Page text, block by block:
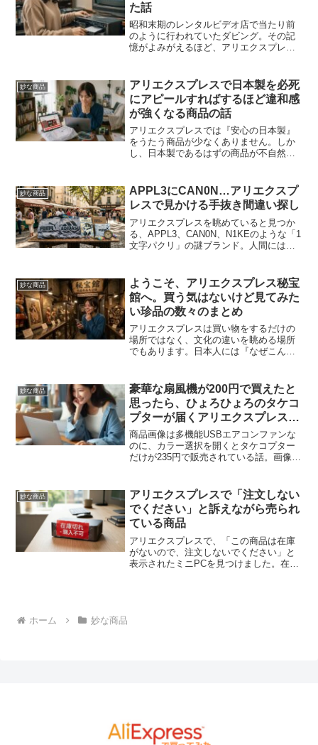
た話
昭和末期のレンタルビデオ店で当たり前
のように行われていたダビング。その記
憶がよみがえるほど、アリエクスプレス
いる異様さに妙な気分にさせられる話で
す。
妙な商品
アリエクスプレスで日本製を必死
にアピールすればするほど違和感
が強くなる商品の話
アリエクスプレスでは『安心の日本製』
をうたう商品が少なくありません。しか
し、日本製であるはずの商品が不自然な
の商品画像を例に、日本語表記やバーコ
ードまで使った“日本製らしさ”の演出を見
ていきます。
妙な商品
APPL3にCAN0N…アリエクスプ
レスで見かける手抜き間違い探し
アリエクスプレスを眺めていると見つか
る、APPL3、CAN0N、N1KEのような「1
文字パクリ」の謎ブランド。人間にはす
景にあるAI監視対策について考えます。
妙な商品
ようこそ、アリエクスプレス秘宝
館へ。買う気はないけど見てみた
い珍品の数々のまとめ
アリエクスプレスは買い物をするだけの
場所ではなく、文化の違いを眺める場所
でもあります。日本人には『なぜこんな
テゴリー別にまとめたページです。
妙な商品
豪華な扇風機が200円で買えたと
思ったら、ひょろひょろのタケコ
プターが届くアリエクスプレスの
新手の罠の話
商品画像は多機能USBエアコンファンな
のに、カラー選択を開くとタケコプター
だけが235円で販売されている話。画像と
は注意が必要です。
妙な商品
アリエクスプレスで「注文しない
でください」と訴えながら売られ
ている商品
アリエクスプレスで、「この商品は在庫
がないので、注文しないでください」と
表示されたミニPCを見つけました。在庫
ホーム 妙な商品